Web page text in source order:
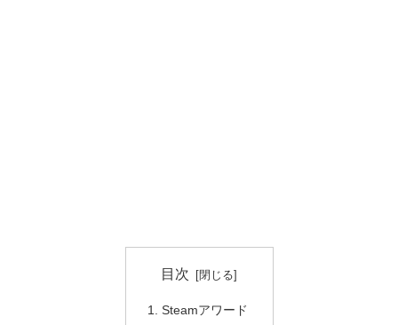
目次
Steamアワード